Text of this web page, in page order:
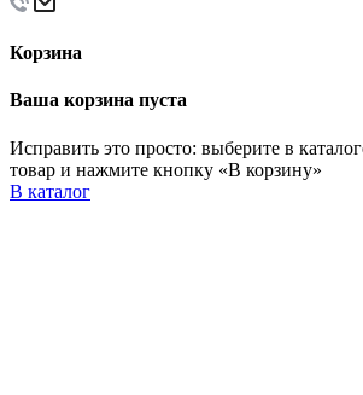
Корзина
Ваша корзина пуста
Исправить это просто: выберите в
товар и нажмите кнопку «В корзину»
В каталог